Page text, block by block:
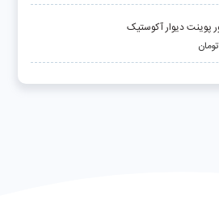
پوینت دیوار آکوستیک
تومان